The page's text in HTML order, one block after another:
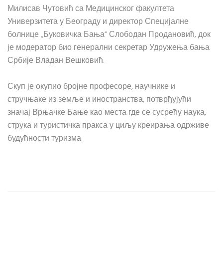
Милисав Чутовић са Медицинског факултета
Универзитета у Београду и директор Специјалне
болнице „Буковичка Бања“ Слободан Продановић, док
је модератор био генерални секретар Удружења бања
Србије Владан Вешковић.
Скуп је окупио бројне професоре, научнике и
стручњаке из земље и иностранства, потврђујући
значај Врњачке Бање као места где се сусрећу наука,
струка и туристичка пракса у циљу креирања одрживе
будућности туризма.